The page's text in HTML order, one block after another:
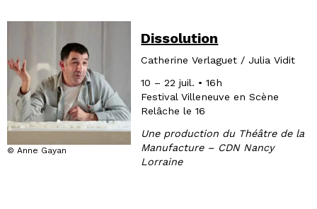
© Anne Gayan
Dissolution
Catherine Verlaguet / Julia Vidit
10 – 22 juil. • 16h
Festival Villeneuve en Scène
Relâche le 16
Une production du Théâtre de la
Manufacture – CDN Nancy
Lorraine